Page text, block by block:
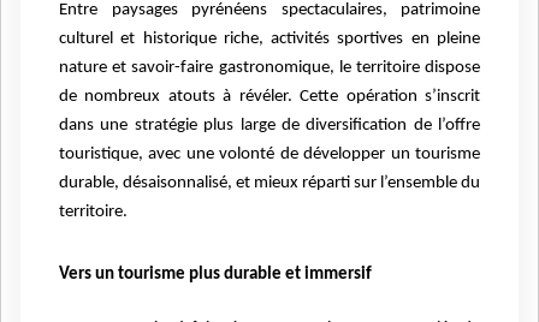
Entre paysages pyrénéens spectaculaires, patrimoine
culturel et historique riche, activités sportives en pleine
nature et savoir-faire gastronomique, le territoire dispose
de nombreux atouts à révéler. Cette opération s’inscrit
dans une stratégie plus large de diversification de l’offre
touristique, avec une volonté de développer un tourisme
durable, désaisonnalisé, et mieux réparti sur l’ensemble du
territoire.
Vers un tourisme plus durable et immersif